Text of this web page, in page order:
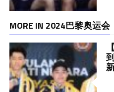
MORE IN 2024巴黎奥运会